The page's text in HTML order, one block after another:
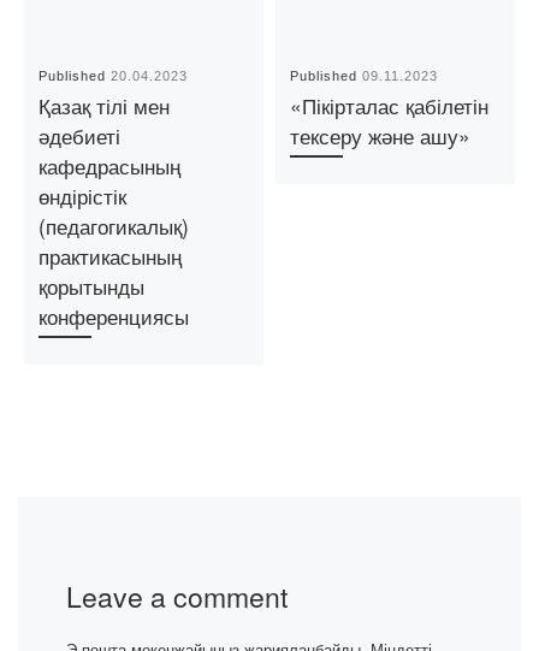
Published20.04.2023
Қазақ тілі мен
әдебиеті
кафедрасының
өндірістік
(педагогикалық)
практикасының
қорытынды
конференциясы
Published09.11.2023
«Пікірталас қабілетін
тексеру және ашу»
Leave a comment